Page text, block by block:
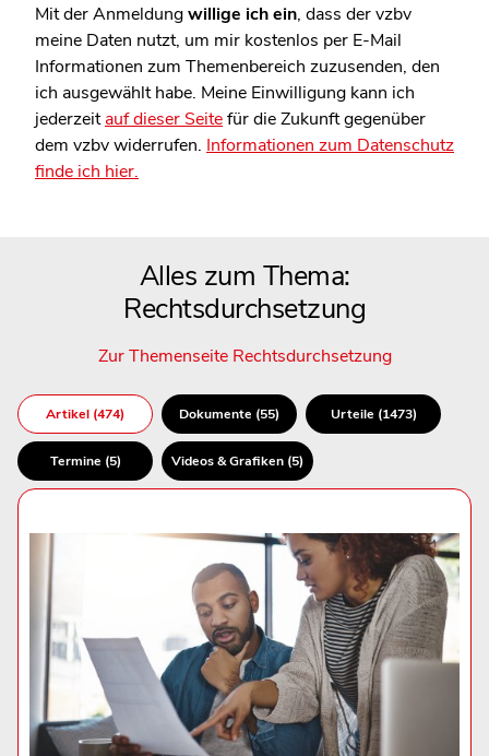
Mit der Anmeldungwillige ich ein, dass der vzbv
meine Daten nutzt, um mir kostenlos per E-Mail
Informationen zum Themenbereich zuzusenden, den
ich ausgewählt habe. Meine Einwilligung kann ich
jederzeitauf dieser Seitefür die Zukunft gegenüber
dem vzbv widerrufen. Informationen zum Datenschutz
finde ich hier.
Alles zum Thema:
Rechtsdurchsetzung
Zur Themenseite Rechtsdurchsetzung
Artikel (474) Dokumente (55) Urteile (1473)
Termine (5) Videos & Grafiken (5)